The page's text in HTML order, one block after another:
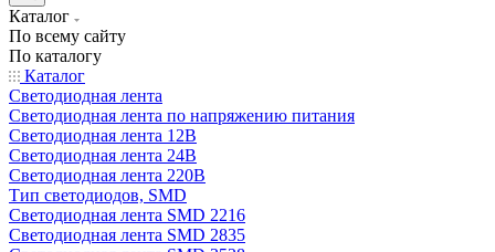
Каталог
По всему сайту
По каталогу
Каталог
Светодиодная лента
Светодиодная лента по напряжению питания
Светодиодная лента 12В
Светодиодная лента 24В
Светодиодная лента 220В
Тип светодиодов, SMD
Cветодиодная лента SMD 2216
Светодиодная лента SMD 2835